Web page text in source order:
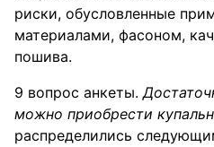
риски, обусловленные
материалами, фасоном,
пошива.
9 вопрос анкеты.
можно приобрести
распределились